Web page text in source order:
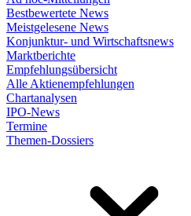
Bestbewertete News
Meistgelesene News
Konjunktur- und Wirtschaftsnews
Marktberichte
Empfehlungsübersicht
Alle Aktienempfehlungen
Chartanalysen
IPO-News
Termine
Themen-Dossiers